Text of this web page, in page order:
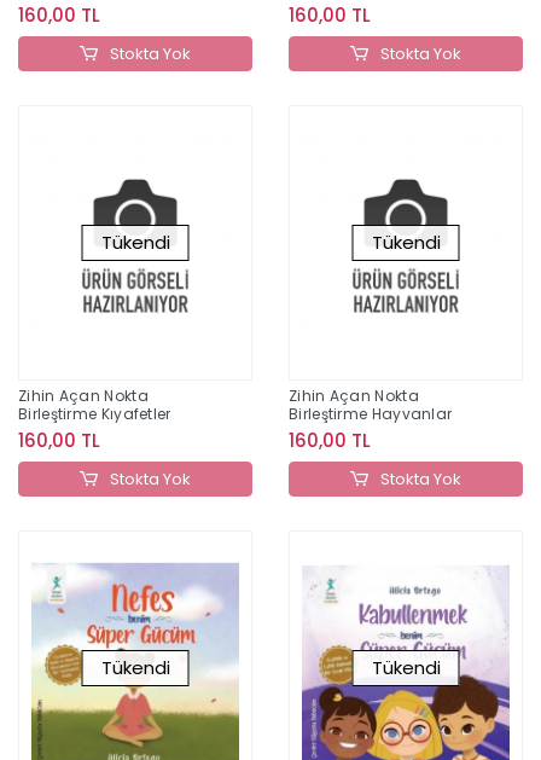
160,00 TL
Stokta Yok
160,00 TL
Stokta Yok
Tükendi
Zihin Açan Nokta
Birleştirme Kıyafetler
160,00 TL
Stokta Yok
Tükendi
Zihin Açan Nokta
Birleştirme Hayvanlar
160,00 TL
Stokta Yok
Tükendi Tükendi